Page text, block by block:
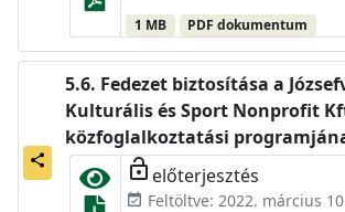
1 MB PDF dokumentum
share
Fedezet biztosítása a
Kulturális és Sport Nonprofit
közfoglalkoztatási
lock_open előterjesztés
event_available Feltöltve: 2022. március